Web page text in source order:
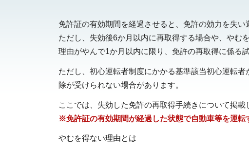
免許証の有効期間を経過させると、免許の効力を失い
ただし、失効後6か月以内に再取得する場合や、やむ
理由がやんで1か月以内に限り、免許の再取得に係る
ただし、初心運転者制度にかかる基準該当初心運転
除が受けられない場合があります。
ここでは、失効した免許の再取得手続きについて掲載
※免許証の有効期間が経過した状態で自動車等を運転
やむを得ない理由とは